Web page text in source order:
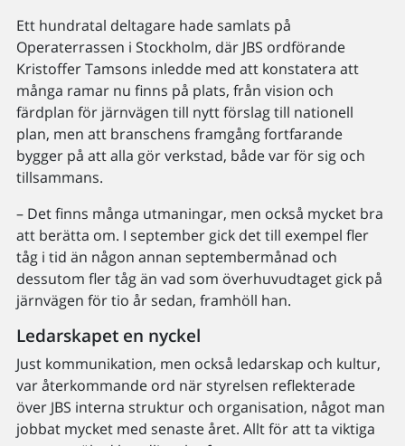
Ett hundratal deltagare hade samlats på
Operaterrassen i Stockholm, där JBS ordförande
Kristoffer Tamsons inledde med att konstatera att
många ramar nu finns på plats, från vision och
färdplan för järnvägen till nytt förslag till nationell
plan, men att branschens framgång fortfarande
bygger på att alla gör verkstad, både var för sig och
tillsammans.
– Det finns många utmaningar, men också mycket bra
att berätta om. I september gick det till exempel fler
tåg i tid än någon annan septembermånad och
dessutom fler tåg än vad som överhuvudtaget gick på
järnvägen för tio år sedan, framhöll han.
Ledarskapet en nyckel
Just kommunikation, men också ledarskap och kultur,
var återkommande ord när styrelsen reflekterade
över JBS interna struktur och organisation, något man
jobbat mycket med senaste året. Allt för att ta viktiga